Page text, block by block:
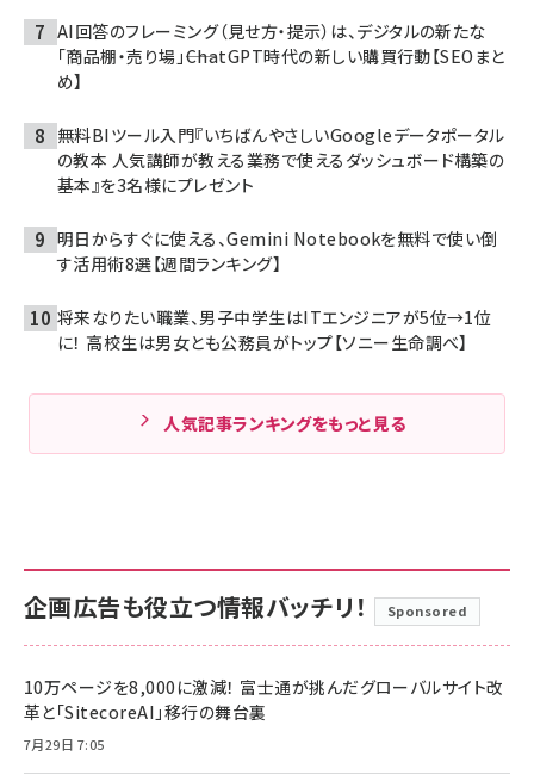
AI回答のフレーミング（見せ方・提示）は、デジタルの新たな
「商品棚・売り場」――ChatGPT時代の新しい購買行動【SEOまと
め】
無料BIツール入門『いちばんやさしいGoogleデータポータル
の教本 人気講師が教える業務で使えるダッシュボード構築の
基本』を3名様にプレゼント
明日からすぐに使える、Gemini Notebookを無料で使い倒
す活用術8選【週間ランキング】
将来なりたい職業、男子中学生はITエンジニアが5位→1位
に！ 高校生は男女とも公務員がトップ【ソニー生命調べ】
人気記事ランキングをもっと見る
企画広告も役立つ情報バッチリ！ Sponsored
10万ページを8,000に激減！ 富士通が挑んだグローバルサイト改
革と「SitecoreAI」移行の舞台裏
7月29日 7:05